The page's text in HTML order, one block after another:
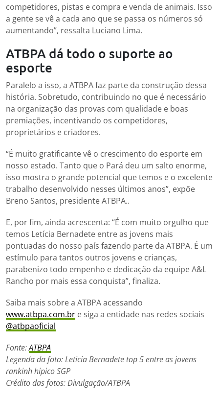
competidores, pistas e compra e venda de animais. Isso
a gente se vê a cada ano que se passa os números só
aumentando”, ressalta Luciano Lima.
ATBPA dá todo o suporte ao
esporte
Paralelo a isso, a ATBPA faz parte da construção dessa
história. Sobretudo, contribuindo no que é necessário
na organização das provas com qualidade e boas
premiações, incentivando os competidores,
proprietários e criadores.
“É muito gratificante vê o crescimento do esporte em
nosso estado. Tanto que o Pará deu um salto enorme,
isso mostra o grande potencial que temos e o excelente
trabalho desenvolvido nesses últimos anos”, expõe
Breno Santos, presidente ATBPA..
E, por fim, ainda acrescenta: “É com muito orgulho que
temos Letícia Bernadete entre as jovens mais
pontuadas do nosso país fazendo parte da ATBPA. É um
estímulo para tantos outros jovens e crianças,
parabenizo todo empenho e dedicação da equipe A&L
Rancho por mais essa conquista”, finaliza.
Saiba mais sobre a ATBPA acessando
www.atbpa.com.br e siga a entidade nas redes sociais
@atbpaoficial
Fonte:ATBPA
Legenda da foto: Leticia Bernadete top 5 entre as jovens
rankinh hipico SGP
Crédito das fotos: Divulgação/ATBPA